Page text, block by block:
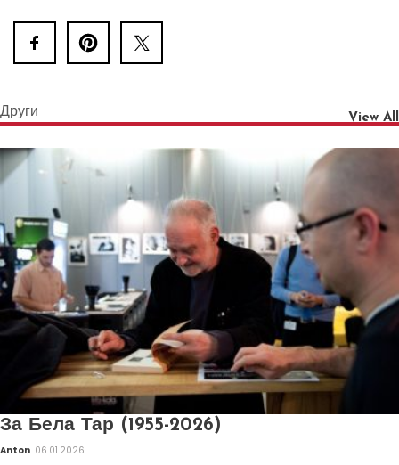
Други View All
За Бела Тар (1955-2026)
Anton 06.01.2026